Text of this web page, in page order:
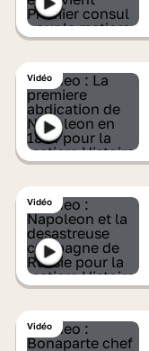
Vidéo
Vidéo
Vidéo